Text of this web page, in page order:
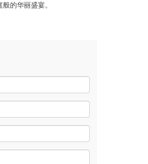
的华丽盛宴。